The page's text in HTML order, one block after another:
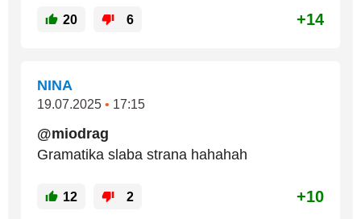
20 6 +14
NINA
19.07.2025 • 17:15
@miodrag
Gramatika slaba strana hahahah
12 2 +10